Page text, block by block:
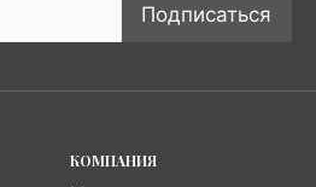
Подписаться
КОМПАНИЯ